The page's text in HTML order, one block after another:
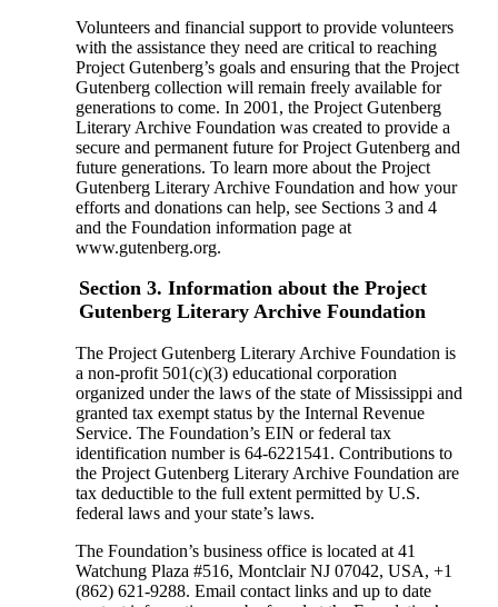
Volunteers and financial support to provide volunteers
with the assistance they need are critical to reaching
Project Gutenberg’s goals and ensuring that the Project
Gutenberg collection will remain freely available for
generations to come. In 2001, the Project Gutenberg
Literary Archive Foundation was created to provide a
secure and permanent future for Project Gutenberg and
future generations. To learn more about the Project
Gutenberg Literary Archive Foundation and how your
efforts and donations can help, see Sections 3 and 4
and the Foundation information page at
www.gutenberg.org.
Section 3. Information about the Project
Gutenberg Literary Archive Foundation
The Project Gutenberg Literary Archive Foundation is
a non-profit 501(c)(3) educational corporation
organized under the laws of the state of Mississippi and
granted tax exempt status by the Internal Revenue
Service. The Foundation’s EIN or federal tax
identification number is 64-6221541. Contributions to
the Project Gutenberg Literary Archive Foundation are
tax deductible to the full extent permitted by U.S.
federal laws and your state’s laws.
The Foundation’s business office is located at 41
Watchung Plaza #516, Montclair NJ 07042, USA, +1
(862) 621-9288. Email contact links and up to date